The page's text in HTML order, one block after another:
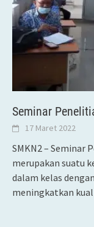
Seminar
17 Maret 2022
SMKN2 – Seminar
merupakan suatu
dalam kelas
meningkatkan